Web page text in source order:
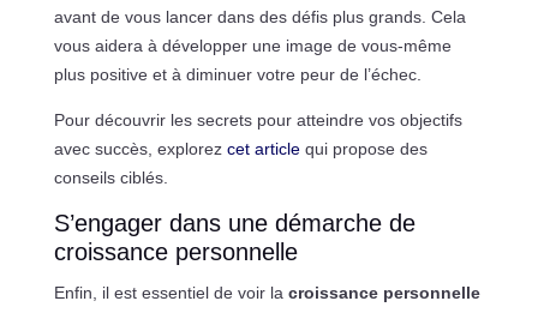
avant de vous lancer dans des défis plus grands. Cela
vous aidera à développer une image de vous-même
plus positive et à diminuer votre peur de l’échec.
Pour découvrir les secrets pour atteindre vos objectifs
avec succès, explorez cet articlequi propose des
conseils ciblés.
S’engager dans une démarche de
croissance personnelle
Enfin, il est essentiel de voir la croissance personnelle